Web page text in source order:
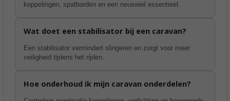
koppelingen, spatborden en een neuswiel essentieel.
Wat doet een stabilisator bij een caravan?
Een stabilisator vermindert slingeren en zorgt voor meer
veiligheid tijdens het rijden.
Hoe onderhoud ik mijn caravan onderdelen?